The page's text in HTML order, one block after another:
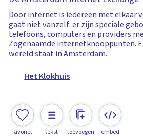
Door internet is iedereen met elkaar
gaat niet vanzelf: er zijn speciale
telefoons, computers en providers
Zogenaamde internetknooppunten.
wereld staat in Amsterdam.
Het Klokhuis
favoriet tekst toevoegen embed